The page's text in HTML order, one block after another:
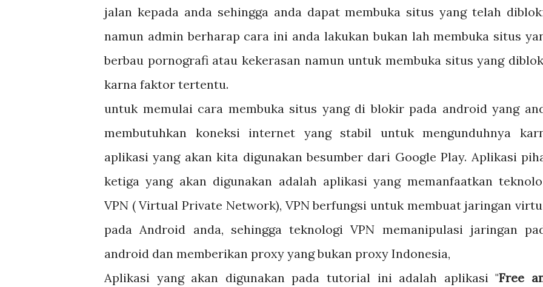
jalan kepada anda sehingga anda dapat membuka situs yang telah
namun admin berharap cara ini anda lakukan bukan lah membuka situs
berbau pornografi atau kekerasan namun untuk membuka situs yang
karna faktor tertentu.
untuk memulai cara membuka situs yang di blokir pada android yang
membutuhkan koneksi internet yang stabil untuk mengunduhnya
aplikasi yang akan kita digunakan besumber dari Google Play. Aplikasi
ketiga yang akan digunakan adalah aplikasi yang memanfaatkan
VPN ( Virtual Private Network), VPN berfungsi untuk membuat jaringan
pada Android anda, sehingga teknologi VPN memanipulasi jaringan
android dan memberikan proxy yang bukan proxy Indonesia,
Aplikasi yang akan digunakan pada tutorial ini adalah aplikasi "Free